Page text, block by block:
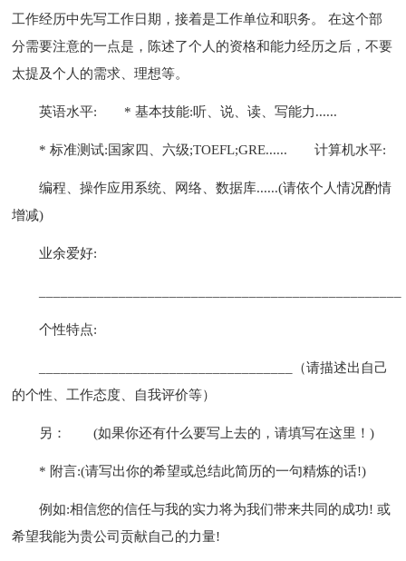
工作经历中先写工作日期，接着是工作单位和职务。 在这个部
分需要注意的一点是，陈述了个人的资格和能力经历之后，不要
太提及个人的需求、理想等。
英语水平: * 基本技能:听、说、读、写能力......
* 标准测试:国家四、六级;TOEFL;GRE...... 计算机水平:
编程、操作应用系统、网络、数据库......(请依个人情况酌情
增减)
业余爱好:
个性特点:
___________________________________（请描述出自己
的个性、工作态度、自我评价等）
另： (如果你还有什么要写上去的，请填写在这里！)
* 附言:(请写出你的希望或总结此简历的一句精炼的话!)
例如:相信您的信任与我的实力将为我们带来共同的成功! 或
希望我能为贵公司贡献自己的力量!